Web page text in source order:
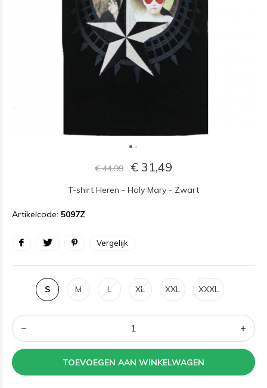
€ 44,99 € 31,49
T-shirt Heren - Holy Mary - Zwart
Artikelcode: 5097Z
Vergelijk
S M L XL XXL XXXL
TOEVOEGEN AAN WINKELWAGEN